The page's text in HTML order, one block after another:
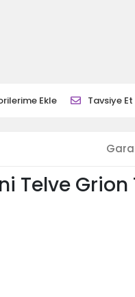
Ekle Tavsiye Et
Telve